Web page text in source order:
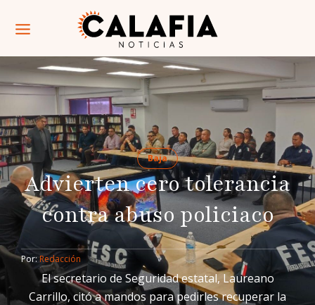
Baja
Advierten cero tolerancia
contra abuso policiaco
Por: Redacción
El secretario de Seguridad estatal, Laureano
Carrillo, citó a mandos para pedirles recuperar la